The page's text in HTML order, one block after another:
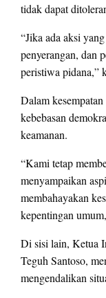
tidak dapat
“Jika ada aksi
penyerangan, dan
peristiwa pidana,”
Dalam
kebebasan
keamanan.
“Kami tetap
menyampaikan
membahayakan
kepentingan
Di sisi lain, Ketua
Teguh Santoso,
mengendalikan